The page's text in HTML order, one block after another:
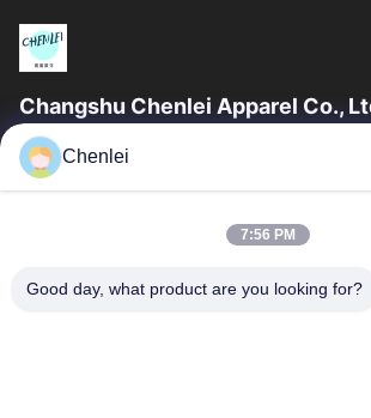
Changshu Chenlei Apparel Co.,
La société CHANGSHU CHENLEI APPAREL
créée en tant que telle. Notre usine a été
Aperçu
Produits
Chenlei
7:56 PM
Good day, what product are you looking for?